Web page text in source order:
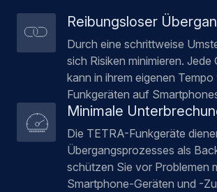
Reibungsloser
Durch eine schrittweise
sich Risiken minimieren. Jede
kann in ihrem eigenen
Funkgeräten auf
Minimale
Die TETRA-Funkgeräte
Übergangsprozesses als
schützen Sie vor Problemen
Smartphone-Geräten und -